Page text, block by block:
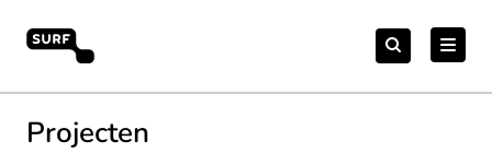
naar
content
Open Online Onderwijs
Zoeken
naar:Zoeken
Projecten